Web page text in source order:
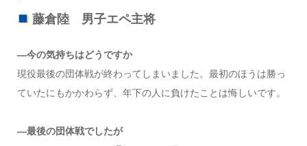
藤倉陸 男子エペ主将
―今の気持ちはどうですか
現役最後の団体戦が終わってしまいました。最初のほうは勝っ
ていたにもかかわらず、年下の人に負けたことは悔しいです。
―最後の団体戦でしたが